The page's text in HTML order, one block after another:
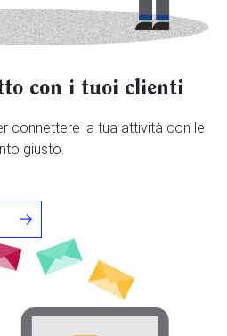
con i tuoi clienti
connettere la tua attività con le
giusto.